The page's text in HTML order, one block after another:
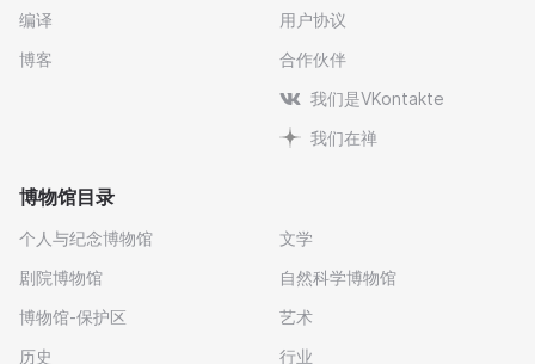
编译
博客
用户协议
合作伙伴
我们是VKontakte
我们在禅
博物馆目录
个人与纪念博物馆
剧院博物馆
博物馆-保护区
历史
文学
自然科学博物馆
艺术
行业